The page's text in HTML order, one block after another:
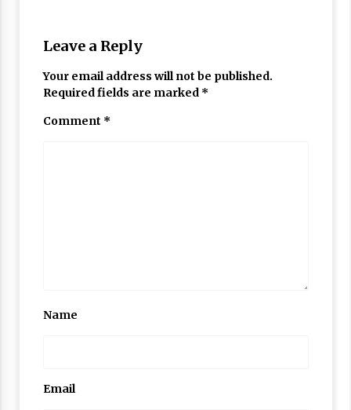
Leave a Reply
Your email address will not be published.
Required fields are marked *
Comment *
Name
Email